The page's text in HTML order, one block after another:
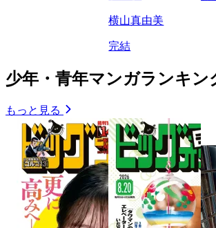
横山真由美
完結
少年・青年マンガランキン
もっと見る